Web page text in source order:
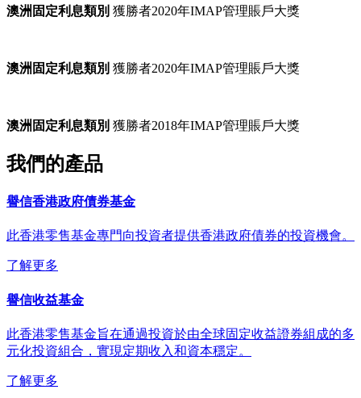
澳洲固定利息類別 獲勝者2020年IMAP管理賬戶大獎
澳洲固定利息類別 獲勝者2020年IMAP管理賬戶大獎
澳洲固定利息類別 獲勝者2018年IMAP管理賬戶大獎
我們的產品​
譽信香港政府債券基金
此香港零售基金專門向投資者提供香港政府債券的投資機會。
了解更多
譽信收益基金
此香港零售基金旨在通過投資於由全球固定收益證券組成的多
元化投資組合，實現定期收入和資本穩定。
了解更多